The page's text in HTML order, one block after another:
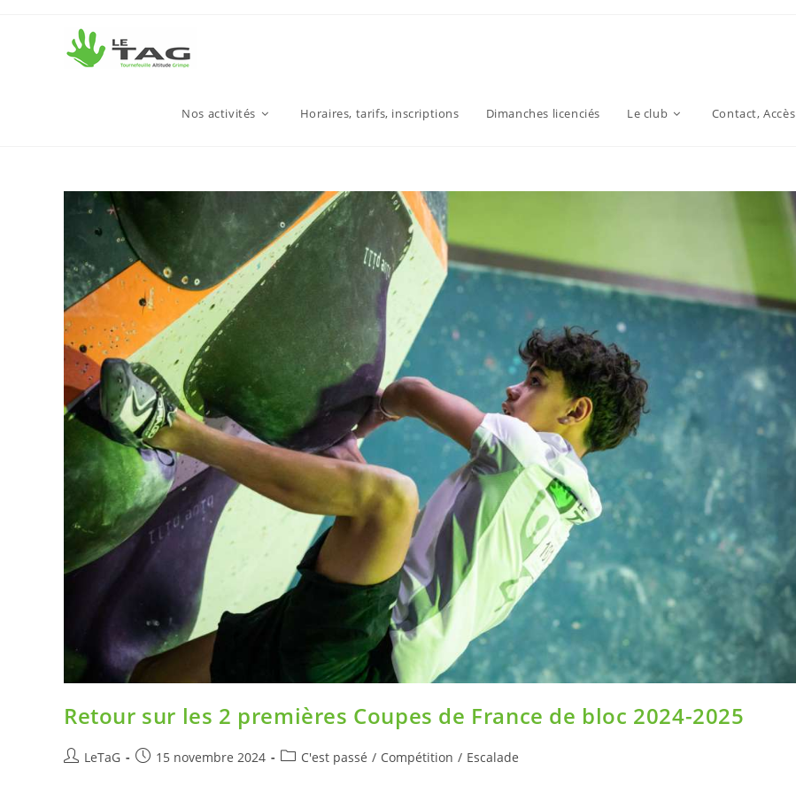
Nos activités Horaires, tarifs, inscriptions Dimanches licenciés Le club Contact, Accès
Retour sur les 2 premières Coupes de France de bloc 2024-2025
LeTaG 15 novembre 2024 C'est passé / Compétition / Escalade